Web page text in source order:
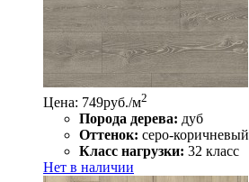
Цена: 749руб./м2
Порода дерева: дуб
Оттенок: серо-коричневый
Класс нагрузки: 32 класс
Нет в наличии